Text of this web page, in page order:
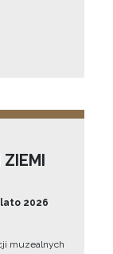
ZIEMI
2026
muzealnych